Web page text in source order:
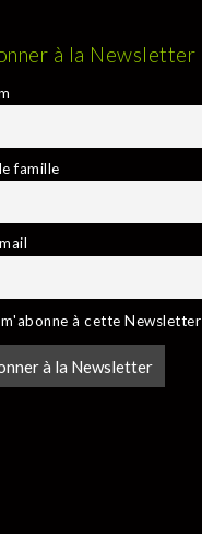
à la Newsletter
famille
à cette Newsletter